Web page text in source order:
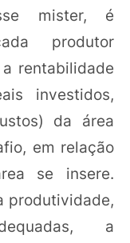
mister, é
produtor
rentabilidade
investidos,
da área
em relação
se insere.
produtividade,
a